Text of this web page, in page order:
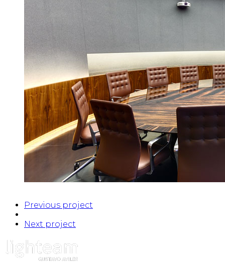
Previous project
Next project